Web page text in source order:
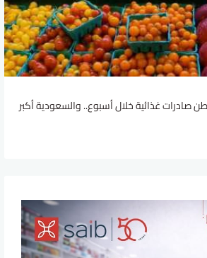
265 ألف طن صادرات غذائية خلال أسبوع.. والسعودية أكبر